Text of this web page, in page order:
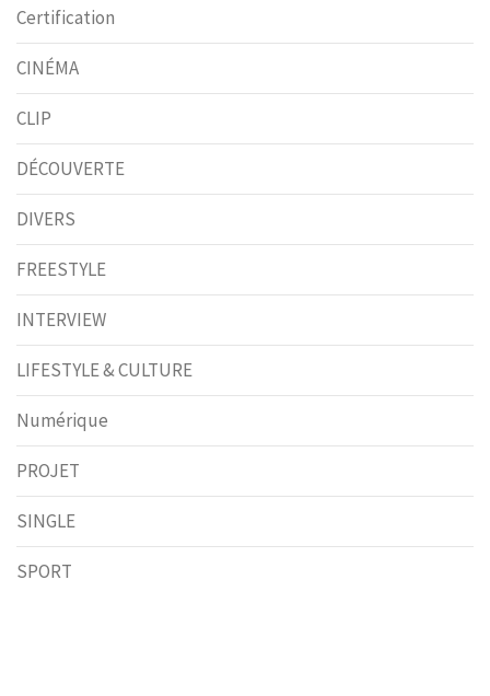
Certification
CINÉMA
CLIP
DÉCOUVERTE
DIVERS
FREESTYLE
INTERVIEW
LIFESTYLE & CULTURE
Numérique
PROJET
SINGLE
SPORT